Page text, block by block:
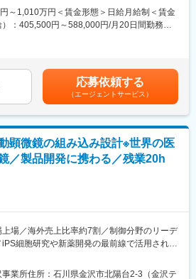
ジュール上、繁忙期はありますが、各自がも
育児・時短勤務・介護等）の中で最大限の成
事しています。
ス
動化システムの開発において、業界内でも
ます。当社の自動化システムは業界トップ
国内最大級の大型臨床検査センターへの納
グラミングによるソフト
行っていただきます。
ルスケア、ライフサイ
以下のような案件を行っています。
置のスループット向上
アのGPU高速化
ルの論文調査・実装最適化
ンジニアに囲まれて
成長できます。
化技術を中心として、
業分野を経験することができます。
化の技術力によって社会の課題を解決できま
～1,010万円＜賃金形態＞日給月給制＜賃金
：405,500円～588,000円/月20日間勤務想
＞※上記はエンジニア～リードエンジニアの想
・ご経験により応相談）。※上記年収はベース
円/年以上）を加えた数字となります。■給
ドエンジニアの場合、上記に加えて役付き手
給賃金はあくまでも目安の金額であり、選
能性があります。月給(月額)は固定手当を含
応募依頼する
（エージェントサービス）
顕微鏡の組み込み設計※世界の医
／製品開発に携わる／残業20h
上場／海外売上比率約7割／制御分野のリーデ
細胞研究や新薬開発の最前線で活用される
事業所住所：石川県金沢市北陽台2-3（金沢テ